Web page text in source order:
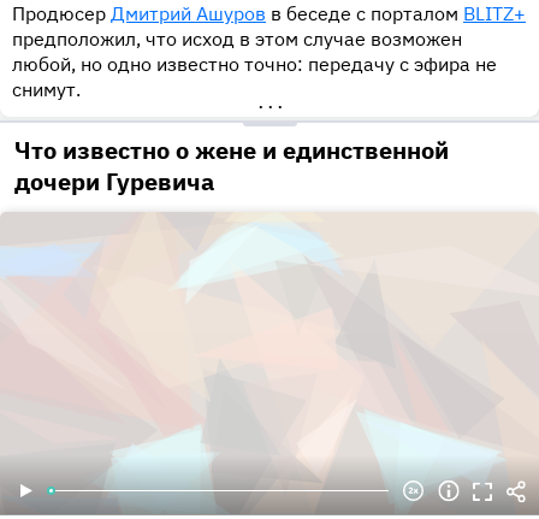
Продюсер Дмитрий Ашуров в беседе с порталом BLITZ+
предположил, что исход в этом случае возможен
любой, но одно известно точно: передачу с эфира не
снимут.
•••
Что известно о жене и единственной
дочери Гуревича